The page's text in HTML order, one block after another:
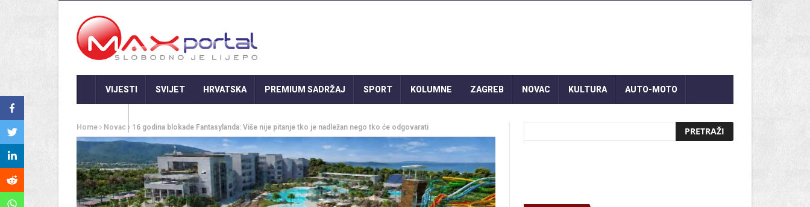
VIJESTI SVIJET HRVATSKA PREMIUM SADRŽAJ SPORT KOLUMNE ZAGREB NOVAC KULTURA AUTO-MOTO
Home Novac 16 godina blokade Fantasylanda: Više nije pitanje tko je nadležan nego tko će odgovarati